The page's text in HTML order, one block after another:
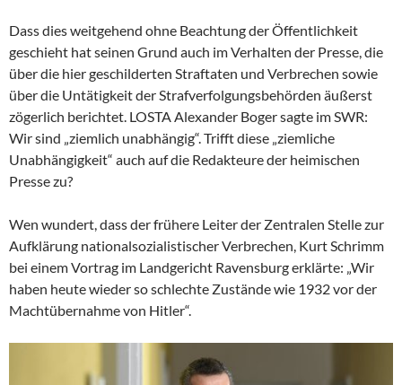
Dass dies weitgehend ohne Beachtung der Öffentlichkeit
geschieht hat seinen Grund auch im Verhalten der Presse, die
über die hier geschilderten Straftaten und Verbrechen sowie
über die Untätigkeit der Strafverfolgungsbehörden äußerst
zögerlich berichtet. LOSTA Alexander Boger sagte im SWR:
Wir sind „ziemlich unabhängig“. Trifft diese „ziemliche
Unabhängigkeit“ auch auf die Redakteure der heimischen
Presse zu?
Wen wundert, dass der frühere Leiter der Zentralen Stelle zur
Aufklärung nationalsozialistischer Verbrechen, Kurt Schrimm
bei einem Vortrag im Landgericht Ravensburg erklärte: „Wir
haben heute wieder so schlechte Zustände wie 1932 vor der
Machtübernahme von Hitler“.